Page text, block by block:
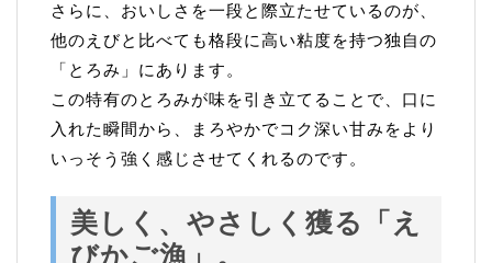
さらに、おいしさを一段と際立たせているのが、
他のえびと比べても格段に高い粘度を持つ独自の
「とろみ」にあります。
この特有のとろみが味を引き立てることで、口に
入れた瞬間から、まろやかでコク深い甘みをより
いっそう強く感じさせてくれるのです。
美しく、やさしく獲る「え
びかご漁」。